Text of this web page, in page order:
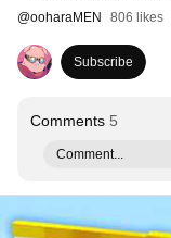
@ooharaMEN 806 likes
Subscribe
Comments 5
Comment...